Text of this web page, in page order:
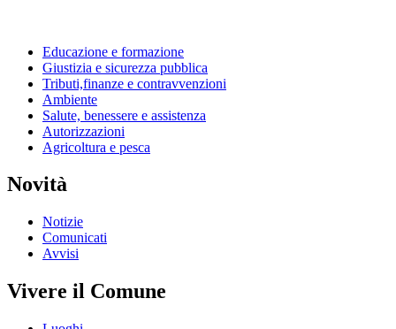
Educazione e formazione
Giustizia e sicurezza pubblica
Tributi,finanze e contravvenzioni
Ambiente
Salute, benessere e assistenza
Autorizzazioni
Agricoltura e pesca
Novità
Notizie
Comunicati
Avvisi
Vivere il Comune